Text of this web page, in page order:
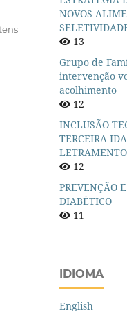
NOVOS
13
Grupo de
intervenção
acolhimento
12
INCLUSÃO
TERCEIRA
12
PREVENÇÃO
DIABÉTICO
11
IDIOMA
English